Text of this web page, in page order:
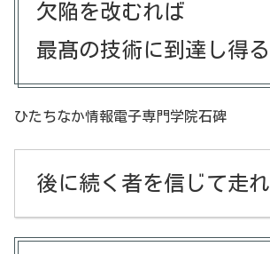
欠陥を改むれば
最髙の技術に到達し得る
ひたちなか情報電子専門学院石碑
後に続く者を信じて走れ